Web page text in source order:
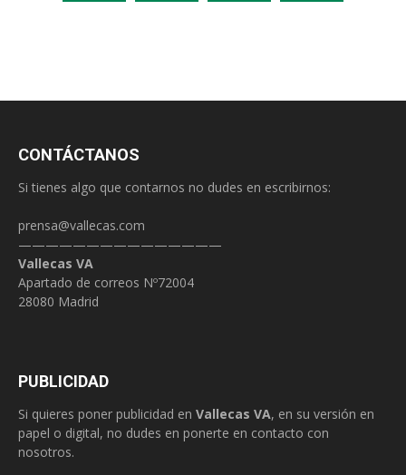
CONTÁCTANOS
Si tienes algo que contarnos no dudes en escribirnos:
prensa@vallecas.com
———————————————
Vallecas VA
Apartado de correos Nº72004
28080 Madrid
PUBLICIDAD
Si quieres poner publicidad en Vallecas VA, en su versión en
papel o digital, no dudes en ponerte en contacto con
nosotros.